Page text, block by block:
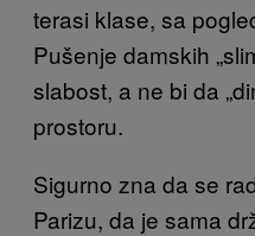
terasi klase, sa
Pušenje damskih
slabost, a ne bi da
prostoru.
Sigurno zna da se
Parizu, da je sama